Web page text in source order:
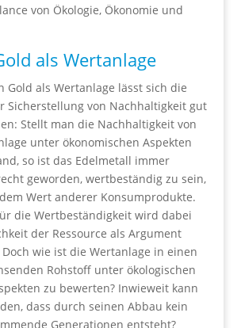
von Ökologie, Ökonomie und
als Wertanlage
Gold als Wertanlage lässt sich die
Sicherstellung von Nachhaltigkeit gut
Stellt man die Nachhaltigkeit von
unter ökonomischen Aspekten
so ist das Edelmetall immer
geworden, wertbeständig zu sein,
Wert anderer Konsumprodukte.
die Wertbeständigkeit wird dabei
der Ressource als Argument
wie ist die Wertanlage in einen
Rohstoff unter ökologischen
zu bewerten? Inwieweit kann
dass durch seinen Abbau kein
Generationen entsteht?